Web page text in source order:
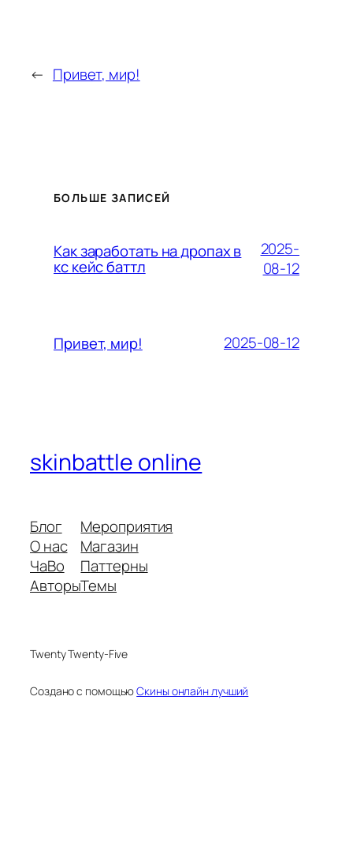
← Привет, мир!
БОЛЬШЕ ЗАПИСЕЙ
Как заработать на дропах в
кс кейс баттл
2025-
08-12
Привет, мир! 2025-08-12
skinbattle online
Блог
О нас
ЧаВо
Авторы
Мероприятия
Магазин
Паттерны
Темы
Twenty Twenty-Five
Создано с помощьюСкины онлайн лучший